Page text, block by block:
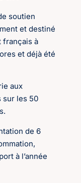
soutien
et destiné
français à
et déjà été
aux
sur les 50
de 6
à l’année